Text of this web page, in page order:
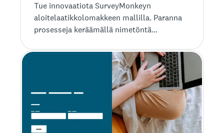
Tue innovaatiota SurveyMonkeyn
aloitelaatikko­lomakkeen mallilla. Paranna
prosesseja keräämällä nimetöntä